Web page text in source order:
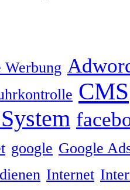
Werbung
CMS
google Google
Internet